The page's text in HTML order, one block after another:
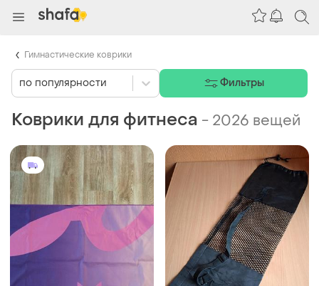
Коврики для фитнеса - 2026 вещей
по популярности Фильтры
Гимнастические коврики